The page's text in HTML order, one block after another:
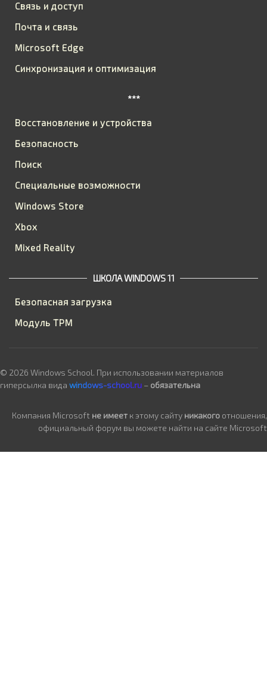
Связь и доступ
Почта и связь
Microsoft Edge
Синхронизация и оптимизация
***
Восстановление и устройства
Безопасность
Поиск
Специальные возможности
Windows Store
Xbox
Mixed Reality
ШКОЛА WINDOWS 11
Безопасная загрузка
Модуль TPM
© 2026 Windows School. При использовании материалов
гиперсылка вида windows-school.ru – обязательна
Компания Microsoft не имеет к этому сайту никакого отношения,
официальный форум вы можете найти на сайте Microsoft